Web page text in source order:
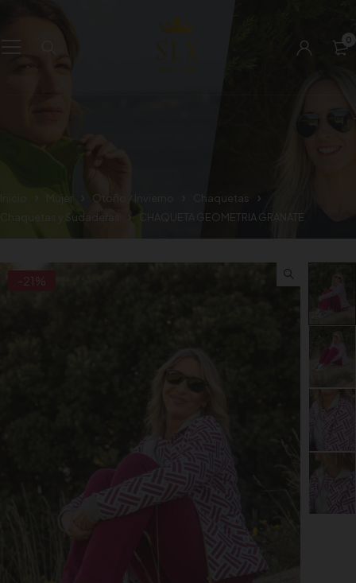
0
Inicio Mujer Otoño / Invierno
Chaquetas
Chaquetas y Sudaderas
CHAQUETA GEOMETRIA GRANATE
-21%